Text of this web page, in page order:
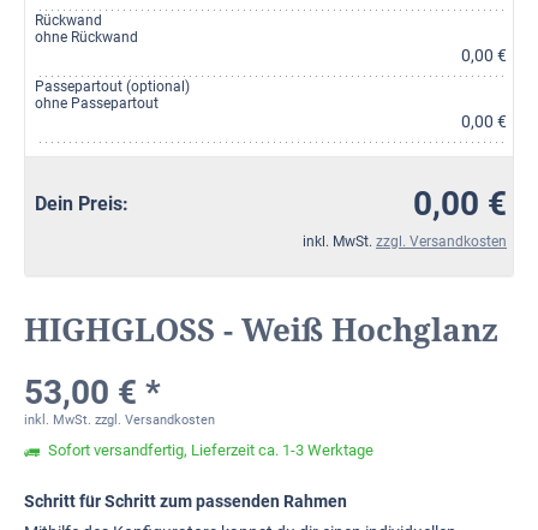
Rückwand
ohne Rückwand
0,00 €
Passepartout (optional)
ohne Passepartout
0,00 €
Dein Preis: 0,00 €
inkl. MwSt. zzgl. Versandkosten
HIGHGLOSS - Weiß Hochglanz
53,00 € *
inkl. MwSt. zzgl. Versandkosten
Sofort versandfertig, Lieferzeit ca. 1-3 Werktage
Schritt für Schritt zum passenden Rahmen